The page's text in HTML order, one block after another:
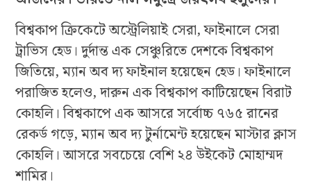
বিশ্বকাপ ক্রিকেটে অস্ট্রেলিয়াই সেরা, ফাইনালে সেরা
ট্রাভিস হেড। দুর্দান্ত এক সেঞ্চুরিতে দেশকে বিশ্বকাপ
জিতিয়ে, ম্যান অব দ্য ফাইনাল হয়েছেন হেড। ফাইনালে
পরাজিত হলেও, দারুন এক বিশ্বকাপ কাটিয়েছেন বিরাট
কোহলি। বিশ্বকাপে এক আসরে সর্বোচ্চ ৭৬৫ রানের
রেকর্ড গড়ে, ম্যান অব দ্য টুর্নামেন্ট হয়েছেন মাস্টার ক্লাস
কোহলি। আসরে সবচেয়ে বেশি ২৪ উইকেট মোহাম্মদ
শামির।